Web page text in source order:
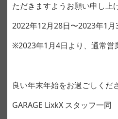
ただきますようお願い申し上
2022年12月28日〜2023年1月
※2023年1月4日より、通常営
良い年末年始をお過ごしくだ
GARAGE LixkX スタッフ一同